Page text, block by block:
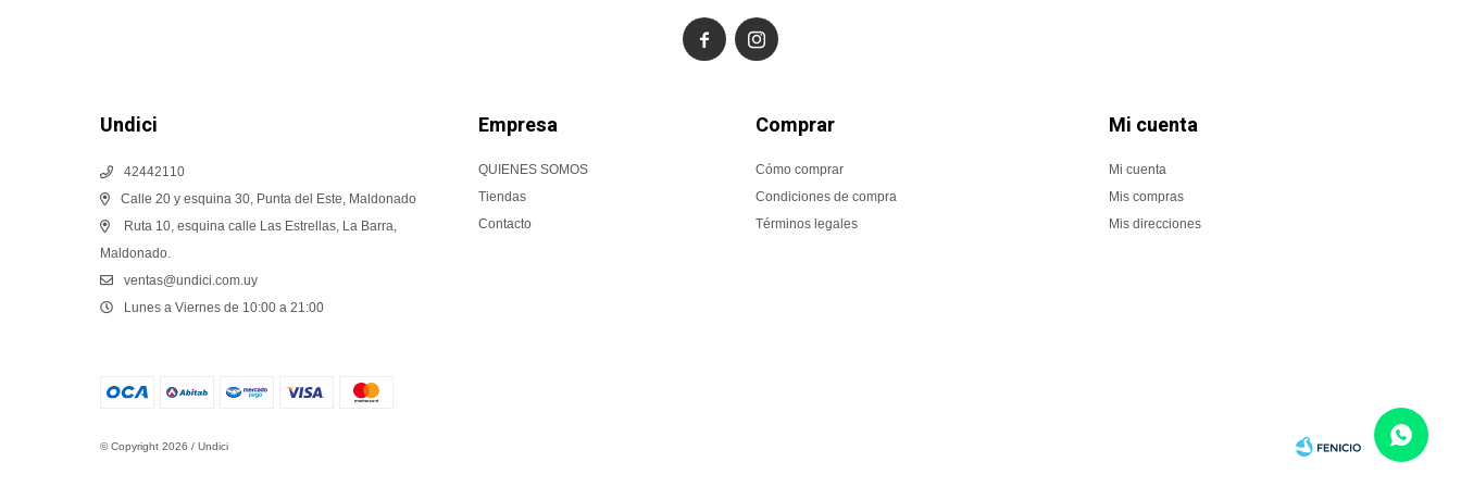
Undici
42442110
Calle 20 y esquina 30, Punta del Este, Maldonado
Ruta 10, esquina calle Las Estrellas, La Barra,
Maldonado.
ventas@undici.com.uy
Lunes a Viernes de 10:00 a 21:00
Empresa
QUIENES SOMOS
Tiendas
Contacto
Comprar
Cómo comprar
Condiciones de compra
Términos legales
Mi cuenta
Mi cuenta
Mis compras
Mis direcciones
 
© Copyright 2026 / Undici